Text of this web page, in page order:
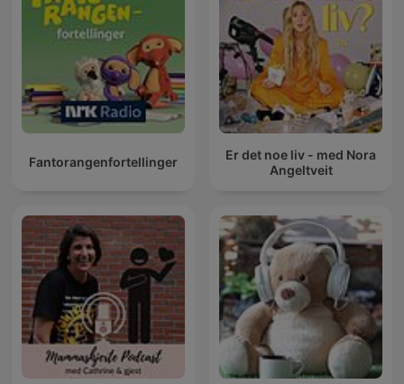
Fantorangenfortellinger
Er det noe liv - med Nora
Angeltveit